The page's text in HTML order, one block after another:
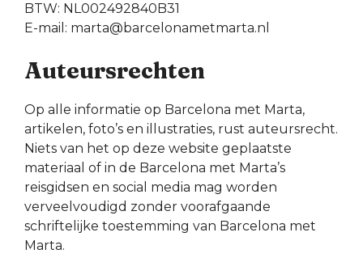
BTW: NL002492840B31
E-mail: marta@barcelonametmarta.nl
Auteursrechten
Op alle informatie op Barcelona met Marta,
artikelen, foto’s en illustraties, rust auteursrecht.
Niets van het op deze website geplaatste
materiaal of in de Barcelona met Marta’s
reisgidsen en social media mag worden
verveelvoudigd zonder voorafgaande
schriftelijke toestemming van Barcelona met
Marta.